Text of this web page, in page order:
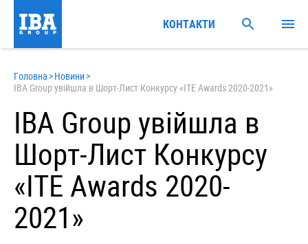
Головна >Новини>
IBA Group увійшла в Шорт-Лист Конкурсу «ITE Awards 2020-2021»
IBA Group увійшла в
Шорт-Лист Конкурсу
«ITE Awards 2020-
2021»
КОНТАКТИ